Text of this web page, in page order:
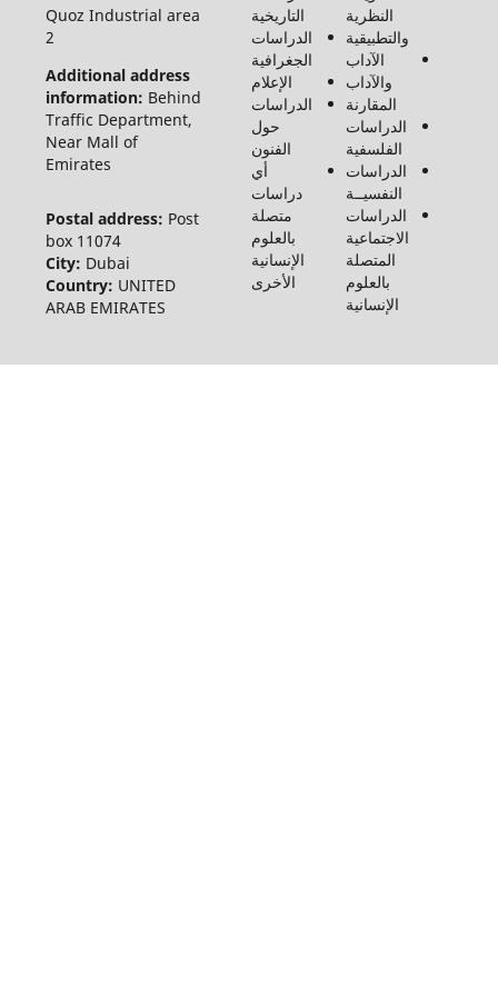
الآداب
الدراسات
الدراسات
الدراسات
التاريخية
الدراسات
الجغرافية
الإعلام
الدراسات
حول
الفنون
أي
دراسات
متصلة
بالعلوم
الإنسانية
الأخرى
Quoz Industrial area
Additional address
information:
Behind
Traffic Department,
Near Mall of
Postal address:
Post
box 11074
City:
Country:
ARAB EMIRATES
الإنسانيات
والاجتماع
©2026